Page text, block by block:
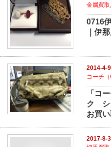
金属買取
0716
｜伊
2014-4-9
コーチ
「コ
ク シ
お買
2017-8-3